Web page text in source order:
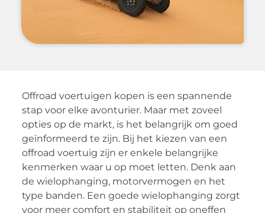
Offroad voertuigen kopen is een spannende
stap voor elke avonturier. Maar met zoveel
opties op de markt, is het belangrijk om goed
geïnformeerd te zijn. Bij het kiezen van een
offroad voertuig zijn er enkele belangrijke
kenmerken waar u op moet letten. Denk aan
de wielophanging, motorvermogen en het
type banden. Een goede wielophanging zorgt
voor meer comfort en stabiliteit op oneffen